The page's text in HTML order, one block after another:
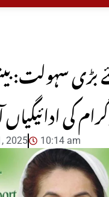
بڑی سہولت:
کی
2025 10:14 am